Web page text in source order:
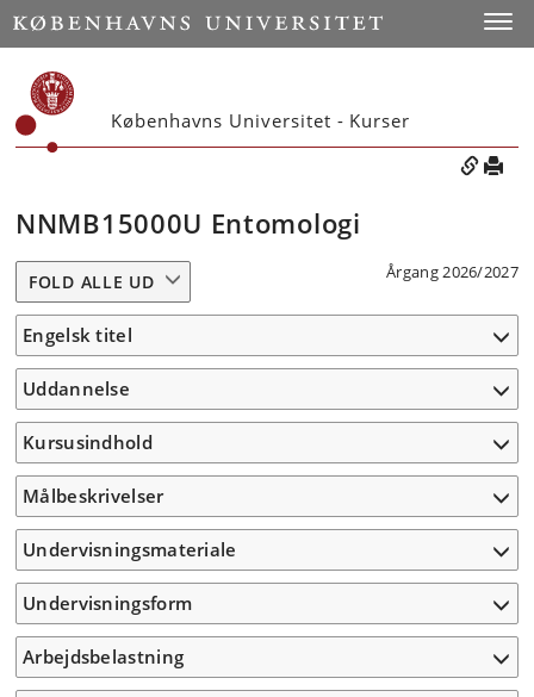
Københavns Universitet - Kurser
NNMB15000U Entomologi
Årgang 2026/2027
FOLD ALLE UD
Engelsk titel
Uddannelse
Kursusindhold
Målbeskrivelser
Undervisningsmateriale
Undervisningsform
Arbejdsbelastning